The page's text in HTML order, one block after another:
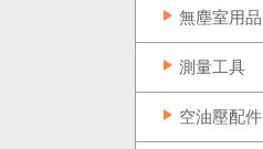
無塵室用品
測量工具
空油壓配件